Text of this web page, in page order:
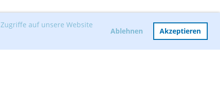
auf unsere Website
Ablehnen Akzeptieren